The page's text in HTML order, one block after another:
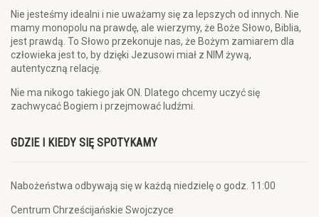
Nie jesteśmy idealni i nie uważamy się za lepszych od innych. Nie
mamy monopolu na prawdę, ale wierzymy, że Boże Słowo, Biblia,
jest prawdą. To Słowo przekonuje nas, że Bożym zamiarem dla
człowieka jest to, by dzięki Jezusowi miał z NIM żywą,
autentyczną relację.
Nie ma nikogo takiego jak ON. Dlatego chcemy uczyć się
zachwycać Bogiem i przejmować ludźmi.
GDZIE I KIEDY SIĘ SPOTYKAMY
Nabożeństwa odbywają się w każdą niedzielę o godz. 11:00
Centrum Chrześcijańskie Swojczyce